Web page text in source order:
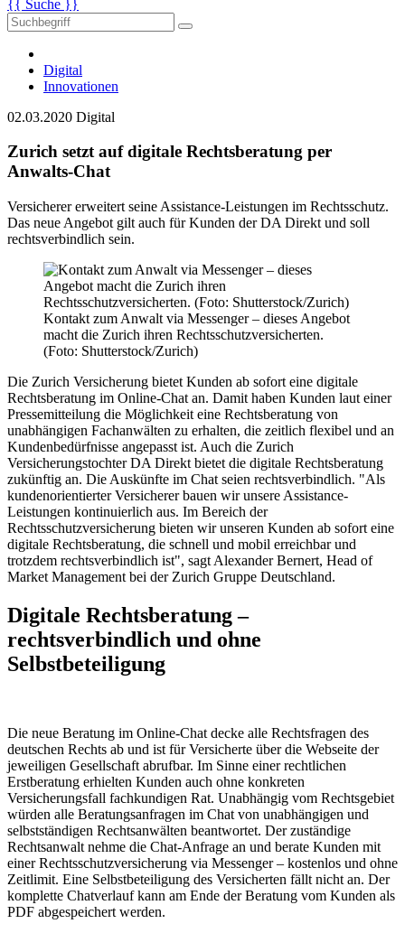
{{ Suche }}
Digital
Innovationen
02.03.2020 Digital
Zurich setzt auf digitale Rechtsberatung per
Anwalts-Chat
Versicherer erweitert seine Assistance-Leistungen im Rechtsschutz.
Das neue Angebot gilt auch für Kunden der DA Direkt und soll
rechtsverbindlich sein.
Kontakt zum Anwalt via Messenger – dieses Angebot
macht die Zurich ihren Rechtsschutzversicherten.
(Foto: Shutterstock/Zurich)
Die Zurich Versicherung bietet Kunden ab sofort eine digitale
Rechtsberatung im Online-Chat an. Damit haben Kunden laut einer
Pressemitteilung die Möglichkeit eine Rechtsberatung von
unabhängigen Fachanwälten zu erhalten, die zeitlich flexibel und an
Kundenbedürfnisse angepasst ist. Auch die Zurich
Versicherungstochter DA Direkt bietet die digitale Rechtsberatung
zukünftig an. Die Auskünfte im Chat seien rechtsverbindlich. "Als
kundenorientierter Versicherer bauen wir unsere Assistance-
Leistungen kontinuierlich aus. Im Bereich der
Rechtsschutzversicherung bieten wir unseren Kunden ab sofort eine
digitale Rechtsberatung, die schnell und mobil erreichbar und
trotzdem rechtsverbindlich ist", sagt Alexander Bernert, Head of
Market Management bei der Zurich Gruppe Deutschland.
Digitale Rechtsberatung –
rechtsverbindlich und ohne
Selbstbeteiligung
Die neue Beratung im Online-Chat decke alle Rechtsfragen des
deutschen Rechts ab und ist für Versicherte über die Webseite der
jeweiligen Gesellschaft abrufbar. Im Sinne einer rechtlichen
Erstberatung erhielten Kunden auch ohne konkreten
Versicherungsfall fachkundigen Rat. Unabhängig vom Rechtsgebiet
würden alle Beratungsanfragen im Chat von unabhängigen und
selbstständigen Rechtsanwälten beantwortet. Der zuständige
Rechtsanwalt nehme die Chat-Anfrage an und berate Kunden mit
einer Rechtsschutzversicherung via Messenger – kostenlos und ohne
Zeitlimit. Eine Selbstbeteiligung des Versicherten fällt nicht an. Der
komplette Chatverlauf kann am Ende der Beratung vom Kunden als
PDF abgespeichert werden.